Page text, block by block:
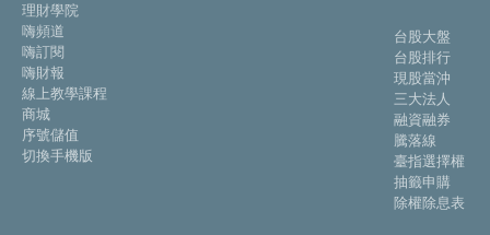
理財學院
嗨頻道
嗨訂閱
嗨財報
線上教學課程
商城
序號儲值
切換手機版
台股大盤
台股排行
現股當沖
三大法人
融資融券
騰落線
臺指選擇權
抽籤申購
除權除息表